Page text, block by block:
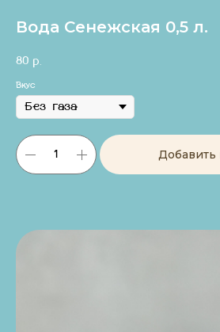
Вода Сенежская 0,5 л.
80 р.
Вкус
Добавить